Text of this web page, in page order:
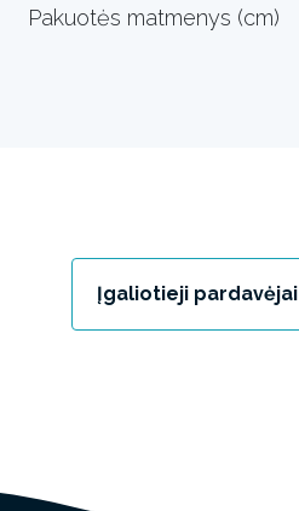
Pakuotės matmenys (cm)
Įgaliotieji pardavėjai